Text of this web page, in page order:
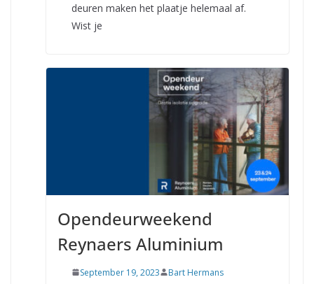
deuren maken het plaatje helemaal af.
Wist je
Opendeurweekend
Reynaers Aluminium
September 19, 2023 Bart Hermans